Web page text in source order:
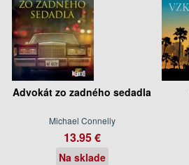
Advokát zo zadného sedadla
Michael Connelly
13.95 €
Na sklade